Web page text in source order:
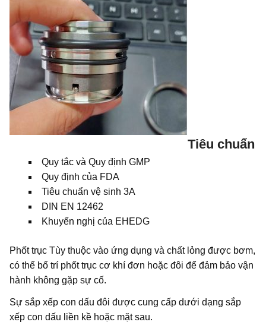
Tiêu chuẩn
Quy tắc và Quy định GMP
Quy định của FDA
Tiêu chuẩn vệ sinh 3A
DIN EN 12462
Khuyến nghị của EHEDG
Phốt trục Tùy thuộc vào ứng dụng và chất lỏng được bơm,
có thể bố trí phốt trục cơ khí đơn hoặc đôi để đảm bảo vận
hành không gặp sự cố.
Sự sắp xếp con dấu đôi được cung cấp dưới dạng sắp
xếp con dấu liền kề hoặc mặt sau.